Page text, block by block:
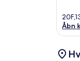
Åbn